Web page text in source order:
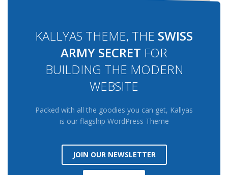
KALLYAS THEME, THE SWISS
ARMY SECRET FOR
BUILDING THE MODERN
WEBSITE
Packed with all the goodies you can get, Kallyas
is our flagship WordPress Theme
JOIN OUR NEWSLETTER